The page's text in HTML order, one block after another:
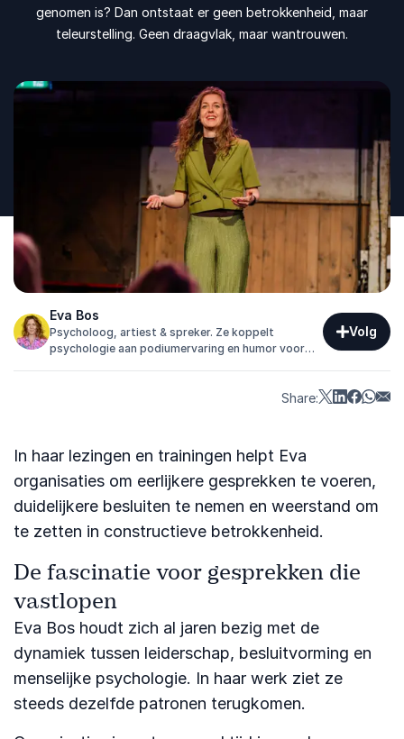
genomen is? Dan ontstaat er geen betrokkenheid, maar
teleurstelling. Geen draagvlak, maar wantrouwen.
Eva Bos
Psycholoog, artiest & spreker. Ze koppelt
psychologie aan podiumervaring en humor voor
Volg
Share:
In haar lezingen en trainingen helpt Eva
organisaties om eerlijkere gesprekken te voeren,
duidelijkere besluiten te nemen en weerstand om
te zetten in constructieve betrokkenheid.
De fascinatie voor gesprekken die
vastlopen
Eva Bos houdt zich al jaren bezig met de
dynamiek tussen leiderschap, besluitvorming en
menselijke psychologie. In haar werk ziet ze
steeds dezelfde patronen terugkomen.